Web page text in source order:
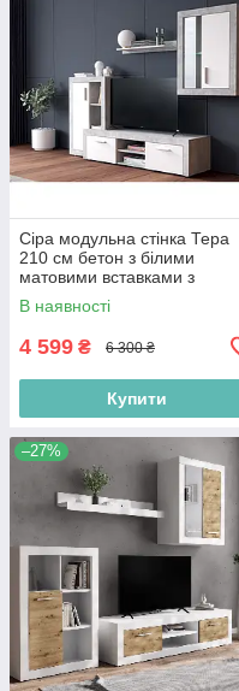
Сіра модульна стінка Тера
210 см бетон з білими
матовими вставками з
підвісною шафою в зал
В наявності
4 599 ₴ 6 300 ₴
Купити
–27%